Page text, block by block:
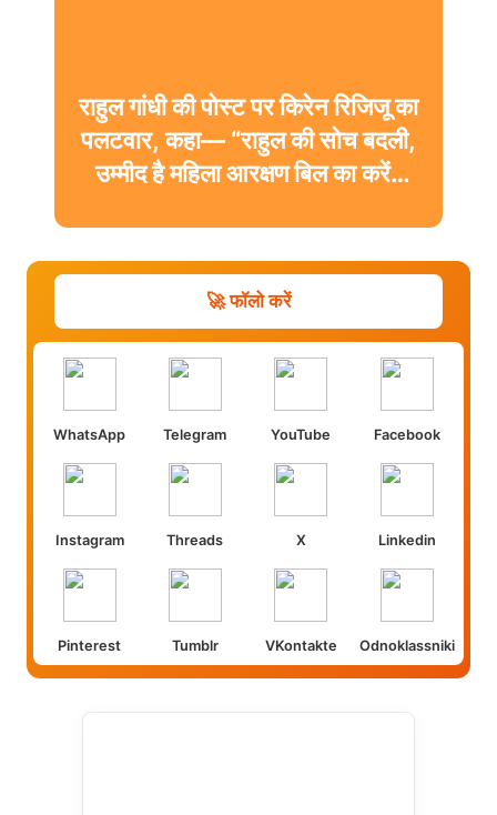
राहुल गांधी की पोस्ट पर किरेन रिजिजू का
पलटवार, कहा— “राहुल की सोच बदली,
उम्मीद है महिला आरक्षण बिल का करेंगे
🚀 फॉलो करें
WhatsApp Telegram YouTube Facebook
Instagram Threads X Linkedin
Pinterest Tumblr VKontakte Odnoklassniki